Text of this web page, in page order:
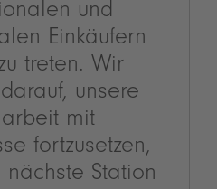
und
Einkäufern
treten. Wir
unsere
mit
fortzusetzen,
nächste Station